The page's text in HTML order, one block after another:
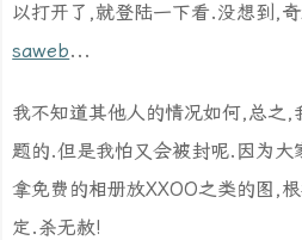
以打开了,就登陆一下看.没想到,
saweb...
我不知道其他人的情况如何,总之,
题的.但是我怕又会被封呢.因为
拿免费的相册放XXOO之类的图,
定.杀无赦!